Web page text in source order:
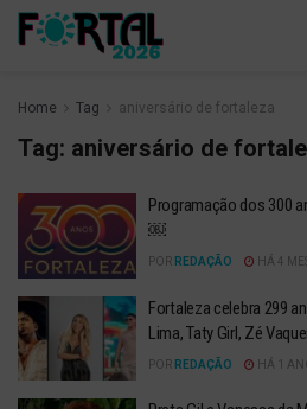
Home Tag aniversário de fortaleza
Tag: aniversário de
Programação dos 300
￼
POR REDAÇÃO HÁ 4
Fortaleza celebra 299
Lima, Taty Girl, Zé
POR REDAÇÃO HÁ 1